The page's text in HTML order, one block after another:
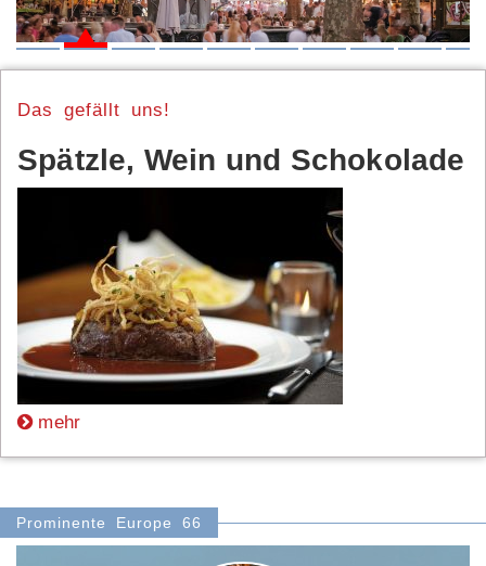
1 2 3 4 5 6 7 8 9 10
Das gefällt uns!
Spätzle, Wein und Schokolade
mehr
Prominente Europe 66